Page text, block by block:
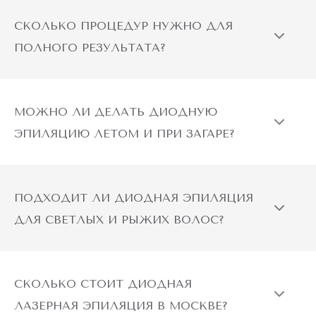
СКОЛЬКО ПРОЦЕДУР НУЖНО ДЛЯ
ПОЛНОГО РЕЗУЛЬТАТА?
МОЖНО ЛИ ДЕЛАТЬ ДИОДНУЮ
ЭПИЛЯЦИЮ ЛЕТОМ И ПРИ ЗАГАРЕ?
ПОДХОДИТ ЛИ ДИОДНАЯ ЭПИЛЯЦИЯ
ДЛЯ СВЕТЛЫХ И РЫЖИХ ВОЛОС?
СКОЛЬКО СТОИТ ДИОДНАЯ
ЛАЗЕРНАЯ ЭПИЛЯЦИЯ В МОСКВЕ?